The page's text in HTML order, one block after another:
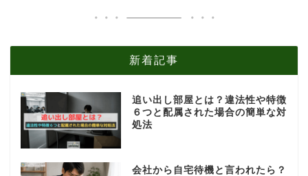
新着記事
追い出し部屋とは？違法性や特徴
６つと配属された場合の簡単な対
処法
会社から自宅待機と言われたら？